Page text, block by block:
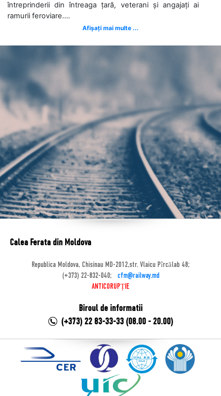
întreprinderii din întreaga țară, veterani și angajați ai
ramurii feroviare....
Afișați mai multe ...
Calea Ferata din Moldova
Republica Moldova, Chisinau MD-2012,str. Vlaicu Pîrcălab 48;
(+373) 22-832-040;
cfm@railway.md
ANTICORUPȚIE
Biroul de informatii
(+373) 22 83-33-33 (08.00 - 20.00)